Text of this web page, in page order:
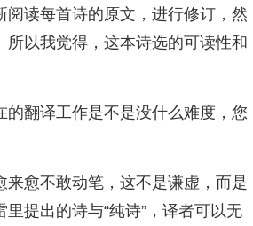
读每首诗的原文，进行修订，然
以我觉得，这本诗选的可读性和
翻译工作是不是没什么难度，您
愈不敢动笔，这不是谦虚，而是
提出的诗与“纯诗”，译者可以无